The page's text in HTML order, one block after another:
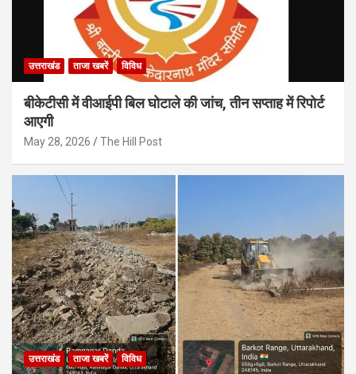
उत्तराखंड ताजा खबरें विविध
बीकेटीसी में वीआईपी बिल घोटाले की जांच, तीन सप्ताह में रिपोर्ट
आएगी
May 28, 2026 The Hill Post
उत्तराखंड ताजा खबरें विविध